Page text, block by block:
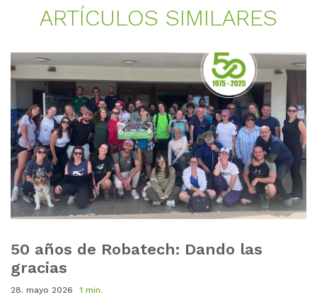
AR­TÍ­CU­LOS SI­MI­LA­RES
50 años de Robatech: Dando las
gracias
28. mayo 2026 1 min.